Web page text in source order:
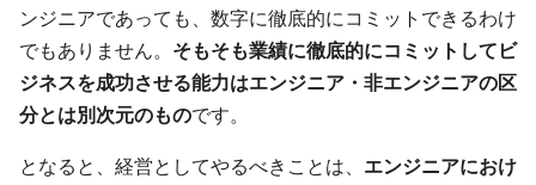
ンジニアであっても、数字に徹底的にコミットできるわけ
でもありません。 そもそも業績に徹底的にコミットしてビ
ジネスを成功させる能力はエンジニア・非エンジニアの区
分とは別次元のものです。
となると、経営としてやるべきことは、 エンジニアにおけ